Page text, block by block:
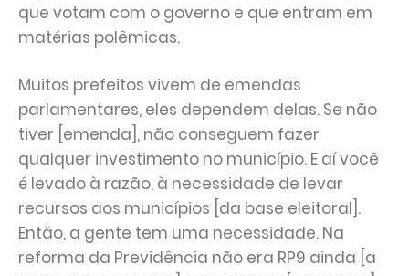
que votam com o governo e que entram em
matérias polêmicas.
Muitos prefeitos vivem de emendas
parlamentares, eles dependem delas. Se não
tiver [emenda], não conseguem fazer
qualquer investimento no município. E aí você
é levado à razão, à necessidade de levar
recursos aos municípios [da base eleitoral].
Então, a gente tem uma necessidade. Na
reforma da Previdência não era RP9 ainda [a